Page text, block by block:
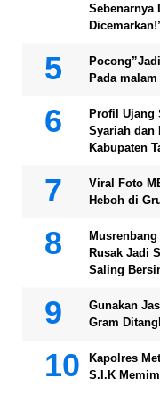
Sebenarnya
Pada malam
Profil Ujang
Syariah dan
Kabupaten
Viral Foto
Heboh di
Rusak Jadi
Saling
Gunakan
Gram
Kapolres
S.I.K